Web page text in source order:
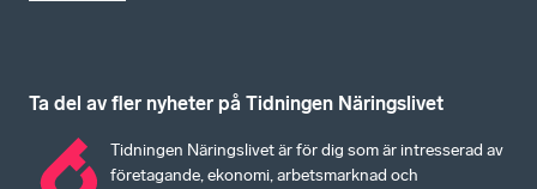
Ta del av fler nyheter på Tidningen Näringslivet
Tidningen Näringslivet är för dig som är intresserad av
företagande, ekonomi, arbetsmarknad och